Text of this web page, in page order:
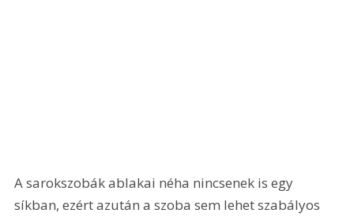
A sarokszobák ablakai néha nincsenek is egy
síkban, ezért azután a szoba sem lehet szabályos